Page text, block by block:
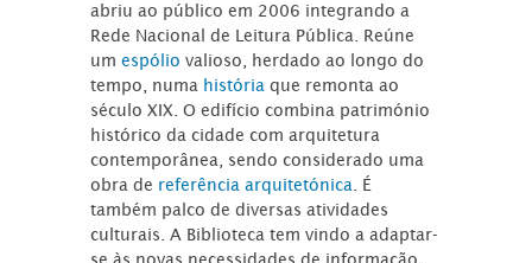
abriu ao público em 2006 integrando a
Rede Nacional de Leitura Pública. Reúne
umespóliovalioso, herdado ao longo do
tempo, numa história que remonta ao
século XIX. O edifício combina património
histórico da cidade com arquitetura
contemporânea, sendo considerado uma
obra de referência arquitetónica . É
também palco de diversas atividades
culturais. A Biblioteca tem vindo a adaptar-